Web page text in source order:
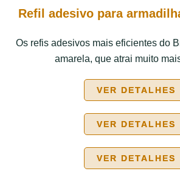
Refil adesivo para
Os refis adesivos mais eficientes do
amarela, que atrai muito
VER DETALHES
VER DETALHES
VER DETALHES